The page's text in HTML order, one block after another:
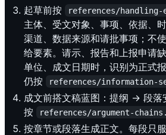
起草前按
references/handling-
主体、受文对象、事项、依据、
渠道、数据来源和请批事项；不
给要素。请示、报告和上报申请
单位、成文日期时，识别为正式
仍按
references/information-
成文前搭文稿蓝图：提纲 -> 段
按
references/argument-
按章节或段落生成正文。每段只